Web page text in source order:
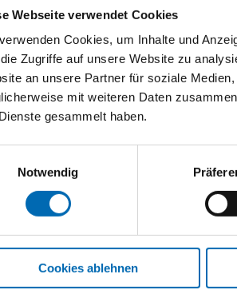
Webseite verwendet Cookies
Cookies, um Inhalte und
Zugriffe auf unsere Website zu
an unsere Partner für soziale
mit weiteren Daten
gesammelt haben.
Notwendig
Cookies ablehnen
CT Bit-Box 32-tlg Mix